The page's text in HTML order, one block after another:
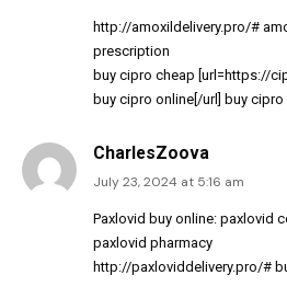
http://amoxildelivery.pro/#
prescription
buy cipro cheap [url=https://
buy cipro online[/url] buy
CharlesZoova
July 23, 2024 at 5:16 am
Paxlovid buy online: paxlovid
paxlovid pharmacy
http://paxloviddelivery.pro/#